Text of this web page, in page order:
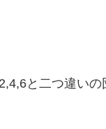
と二つ違いの